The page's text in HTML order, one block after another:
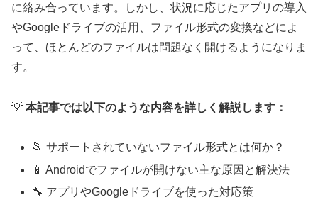
に絡み合っています。しかし、状況に応じたアプリの導入
やGoogleドライブの活用、ファイル形式の変換などによ
って、ほとんどのファイルは問題なく開けるようになりま
す。
💡 本記事では以下のような内容を詳しく解説します：
📂 サポートされていないファイル形式とは何か？
📱 Androidでファイルが開けない主な原因と解決法
🔧 アプリやGoogleドライブを使った対応策